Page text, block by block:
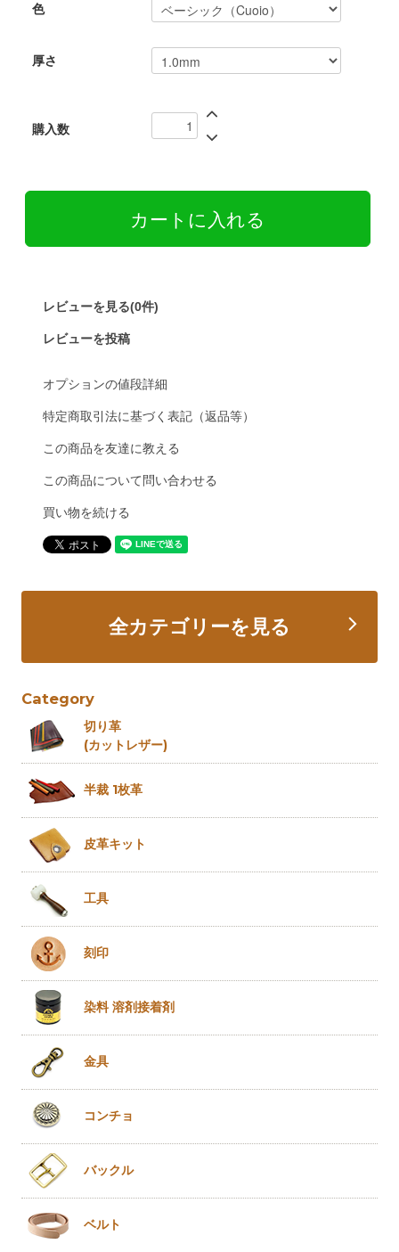
色
厚さ
購入数
レビューを見る(0件)
レビューを投稿
オプションの値段詳細
特定商取引法に基づく表記（返品等）
この商品を友達に教える
この商品について問い合わせる
買い物を続ける
全カテゴリーを見る
Category
切り革
(カットレザー)
半裁 1枚革
皮革キット
工具
刻印
染料 溶剤接着剤
金具
コンチョ
バックル
ベルト